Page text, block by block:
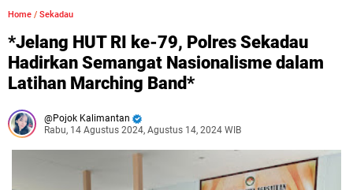
Home / Sekadau
*Jelang HUT RI ke-79, Polres Sekadau
Hadirkan Semangat Nasionalisme dalam
Latihan Marching Band*
Pojok Kalimantan
Rabu, 14 Agustus 2024, Agustus 14, 2024 WIB